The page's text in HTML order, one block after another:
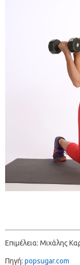
Επιμέλεια: Μιχάλης
Πηγή: popsugar.com